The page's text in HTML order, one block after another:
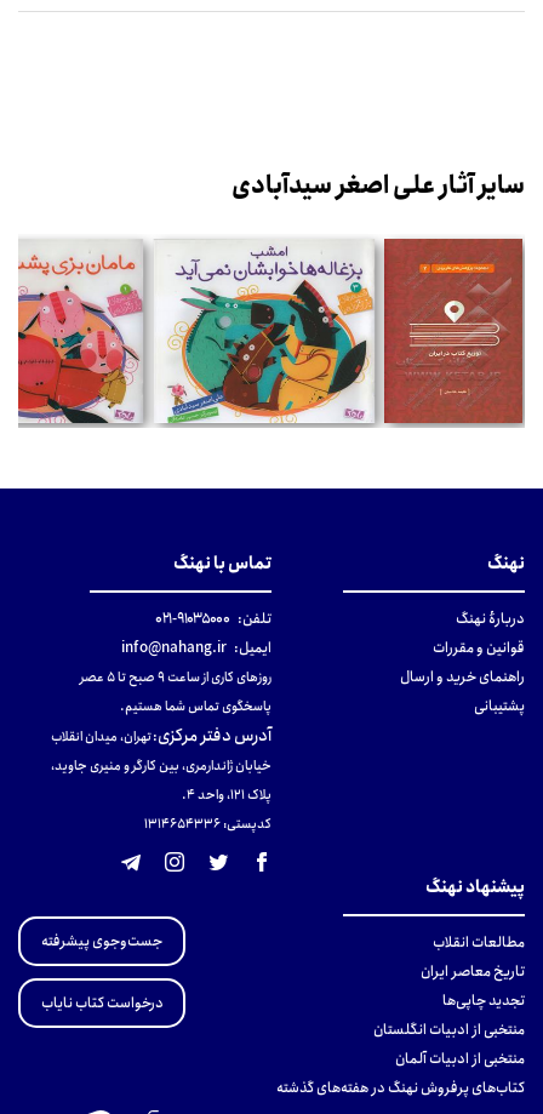
سایر آثار علی اصغر سیدآبادی
نهنگ
دربارهٔ نهنگ
قوانین و مقررات
راهنمای خرید و ارسال
پشتیبانی
تماس با نهنگ
تلفن: ۹۱۰۳۵۰۰۰-۰۲۱
ایمیل: info@nahang.ir
روزهای کاری از ساعت ۹ صبح تا ۵ عصر
پاسخگوی تماس شما هستیم.
آدرس دفتر مرکزی:تهران، میدان انقلاب
خیابان ژاندارمری، بین کارگر و منیری جاوید،
پلاک 121، واحد ۴.
کدپستی: 131465433۶
پیشنهاد نهنگ
مطالعات انقلاب
تاریخ معاصر ایران
تجدید چاپی‌ها
منتخبی از ادبیات انگلستان
منتخبی از ادبیات آلمان
کتاب‌های پرفروش نهنگ در هفته‌های گذشته
جست‌وجوی پیشرفته
درخواست کتاب نایاب